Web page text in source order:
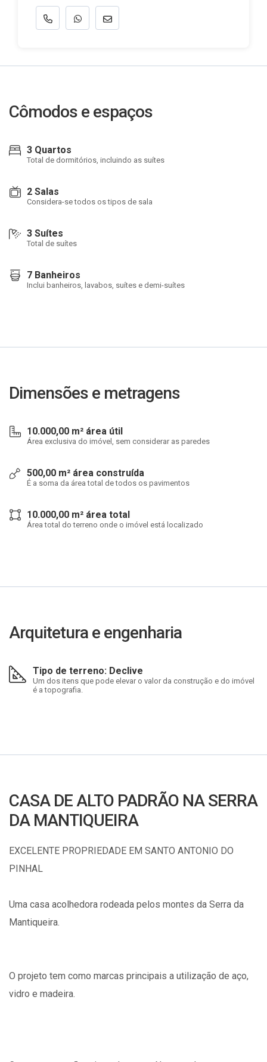
Cômodos e espaços
3 Quartos
Total de dormitórios, incluindo as suítes
2 Salas
Considera-se todos os tipos de sala
3 Suítes
Total de suítes
7 Banheiros
Inclui banheiros, lavabos, suítes e demi-suítes
Dimensões e metragens
10.000,00 m² área útil
Área exclusiva do imóvel, sem considerar as paredes
500,00 m² área construída
É a soma da área total de todos os pavimentos
10.000,00 m² área total
Área total do terreno onde o imóvel está localizado
Arquitetura e engenharia
Tipo de terreno: Declive
Um dos itens que pode elevar o valor da construção e do imóvel
é a topografia.
CASA DE ALTO PADRÃO NA SERRA
DA MANTIQUEIRA
EXCELENTE PROPRIEDADE EM SANTO ANTONIO DO
PINHAL
Uma casa acolhedora rodeada pelos montes da Serra da
Mantiqueira.
O projeto tem como marcas principais a utilização de aço,
vidro e madeira.